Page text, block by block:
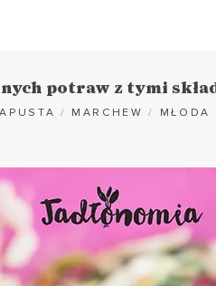
potraw z tymi
/ MARCHEW / MŁODA